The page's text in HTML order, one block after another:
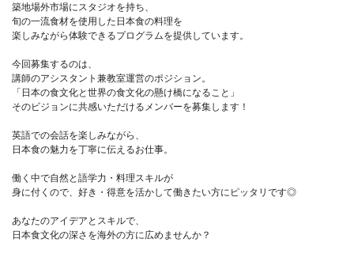
築地場外市場にスタジオを持ち、
旬の一流食材を使用した日本食の料理を
楽しみながら体験できるプログラムを提供しています。
今回募集するのは、
講師のアシスタント兼教室運営のポジション。
「日本の食文化と世界の食文化の懸け橋になること」
そのビジョンに共感いただけるメンバーを募集します！
英語での会話を楽しみながら、
日本食の魅力を丁寧に伝えるお仕事。
働く中で自然と語学力・料理スキルが
身に付くので、好き・得意を活かして働きたい方にピッタリです◎
あなたのアイデアとスキルで、
日本食文化の深さを海外の方に広めませんか？